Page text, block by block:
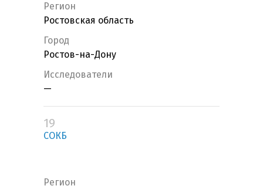
Регион
Ростовская область
Город
Ростов-на-Дону
Исследователи
—
19
СОКБ
Регион